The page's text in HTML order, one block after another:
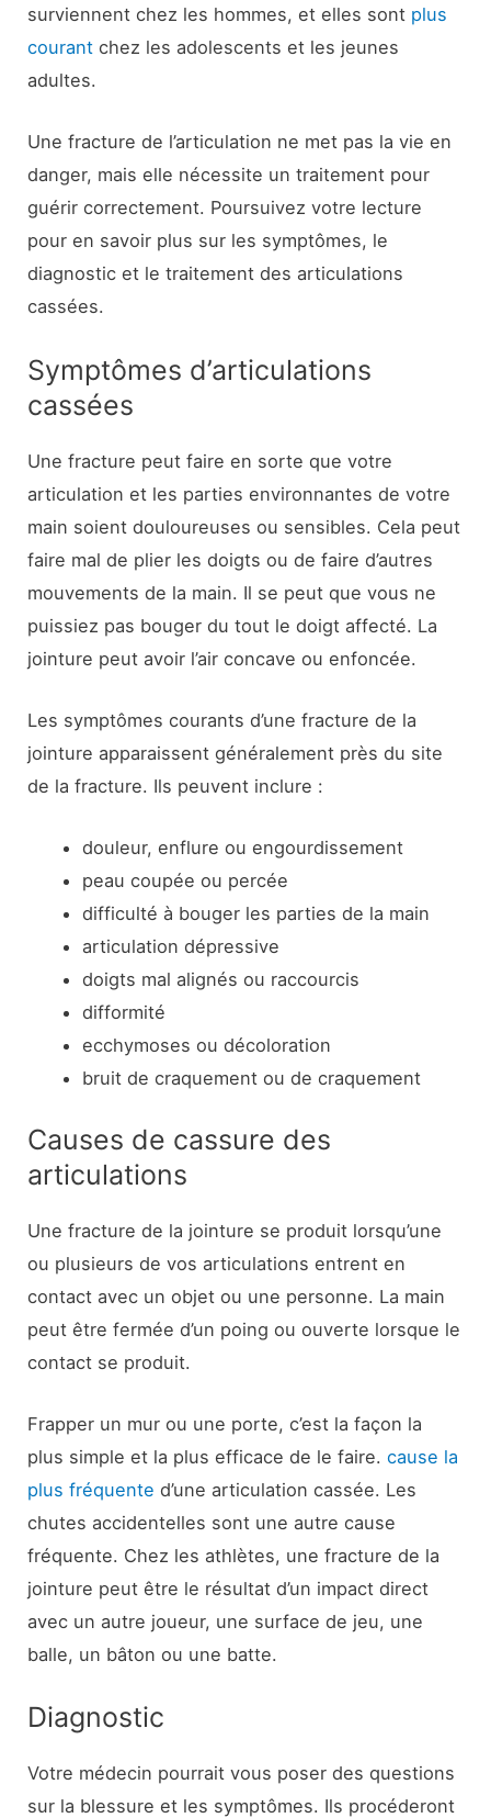
surviennent chez les hommes, et elles sont plus
courant chez les adolescents et les jeunes
adultes.
Une fracture de l’articulation ne met pas la vie en
danger, mais elle nécessite un traitement pour
guérir correctement. Poursuivez votre lecture
pour en savoir plus sur les symptômes, le
diagnostic et le traitement des articulations
cassées.
Symptômes d’articulations
cassées
Une fracture peut faire en sorte que votre
articulation et les parties environnantes de votre
main soient douloureuses ou sensibles. Cela peut
faire mal de plier les doigts ou de faire d’autres
mouvements de la main. Il se peut que vous ne
puissiez pas bouger du tout le doigt affecté. La
jointure peut avoir l’air concave ou enfoncée.
Les symptômes courants d’une fracture de la
jointure apparaissent généralement près du site
de la fracture. Ils peuvent inclure :
douleur, enflure ou engourdissement
peau coupée ou percée
difficulté à bouger les parties de la main
articulation dépressive
doigts mal alignés ou raccourcis
difformité
ecchymoses ou décoloration
bruit de craquement ou de craquement
Causes de cassure des
articulations
Une fracture de la jointure se produit lorsqu’une
ou plusieurs de vos articulations entrent en
contact avec un objet ou une personne. La main
peut être fermée d’un poing ou ouverte lorsque le
contact se produit.
Frapper un mur ou une porte, c’est la façon la
plus simple et la plus efficace de le faire.cause la
plus fréquente d’une articulation cassée. Les
chutes accidentelles sont une autre cause
fréquente. Chez les athlètes, une fracture de la
jointure peut être le résultat d’un impact direct
avec un autre joueur, une surface de jeu, une
balle, un bâton ou une batte.
Diagnostic
Votre médecin pourrait vous poser des questions
sur la blessure et les symptômes. Ils procéderont